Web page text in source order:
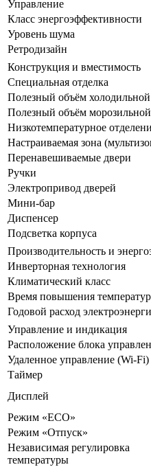
Управление
Класс энергоэффективности
Уровень шума
Ретродизайн
Конструкция и вместимость
Специальная отделка
Полезный объём
Полезный объём
Низкотемпературное
Настраиваемая зона
Перенавешиваемые двери
Ручки
Электропривод дверей
Мини-бар
Диспенсер
Подсветка корпуса
Производительность и
Инверторная технология
Климатический класс
Время повышения
Годовой расход
Управление и индикация
Расположение блока
Удаленное управление (Wi-Fi)
Таймер
Дисплей
Режим «ECO»
Режим «Отпуск»
Независимая регулировка
температуры